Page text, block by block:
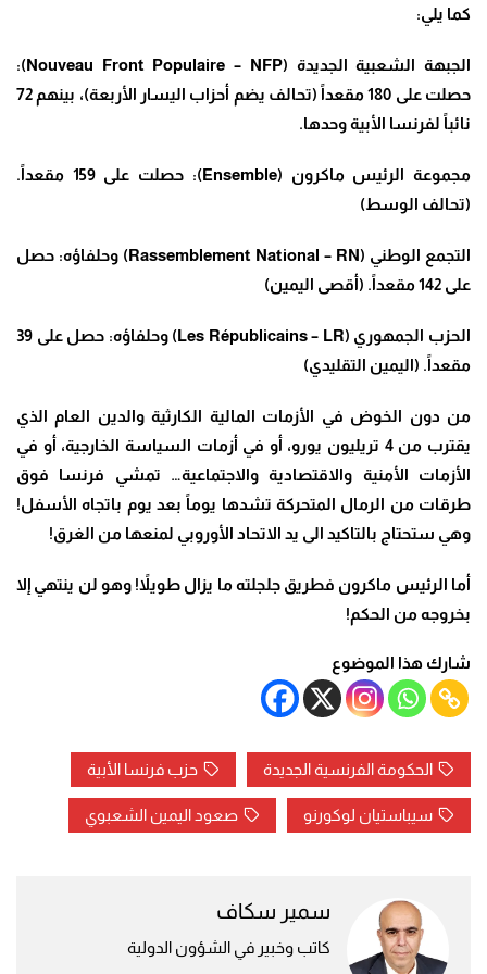
كما يلي:
الجبهة الشعبية الجديدة (Nouveau Front Populaire – NFP):
حصلت على 180 مقعداً (تحالف يضم أحزاب اليسار الأربعة)، بينهم 72
نائباً لفرنسا الأبية وحدها.
مجموعة الرئيس ماكرون (Ensemble):
حصلت على 159 مقعداً.
(تحالف الوسط)
التجمع الوطني (Rassemblement National – RN)
وحلفاؤه: حصل
على 142 مقعداً. (أقصى اليمين)
الحزب الجمهوري (Les Républicains – LR)
وحلفاؤه: حصل على 39
مقعداً. (اليمين التقليدي)
من دون الخوض في الأزمات المالية الكارثية والدين العام الذي
يقترب من 4 تريليون يورو، أو في أزمات السياسة الخارجية، أو في
الأزمات الأمنية والاقتصادية والاجتماعية… تمشي فرنسا فوق
طرقات من الرمال المتحركة تشدها يوماً بعد يوم باتجاه الأسفل!
وهي ستحتاج بالتاكيد الى يد الاتحاد الأوروبي لمنعها من الغرق!
أما الرئيس ماكرون فطريق جلجلته ما يزال طويلاً! وهو لن ينتهي إلا
بخروجه من الحكم!
شارك هذا الموضوع
الحكومة الفرنسية الجديدة حزب فرنسا الأبية
سيباستيان لوكورنو صعود اليمين الشعبوي
سمير سكاف
كاتب وخبير في الشؤون الدولية